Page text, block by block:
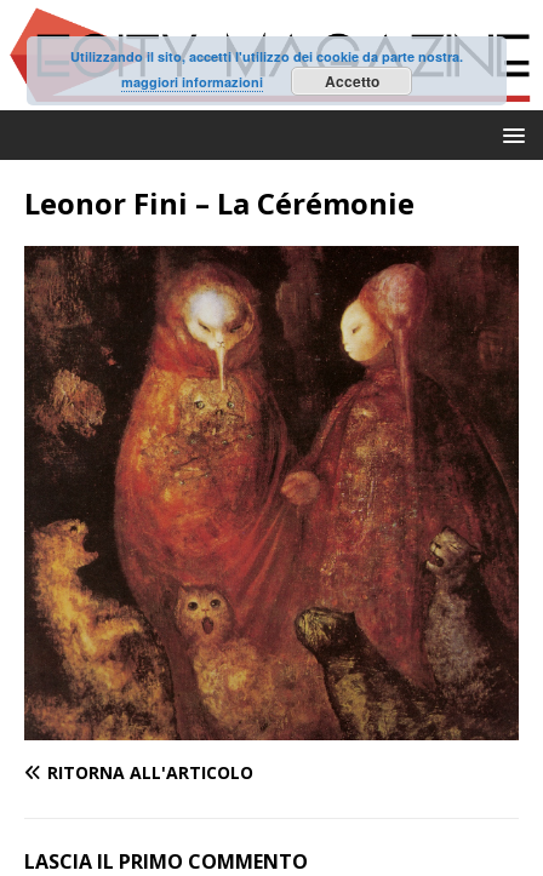
Leonor Fini – La Cérémonie
RITORNA ALL'ARTICOLO
LASCIA IL PRIMO COMMENTO
Utilizzando il sito, accetti l'utilizzo dei cookie da parte nostra.
maggiori informazioni
Accetto